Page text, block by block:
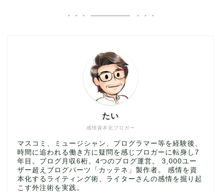
感情資本化ブロガー
たい
マスコミ、ミュージシャン、プログラマー等を経験後、
時間に追われる働き方に疑問を感じブロガーに転身し7
年目。ブログ月収6桁。4つのブログ運営。 3,000ユー
ザー超えブログパーツ「カッテネ」製作者。 感情を資
本化するライティング術、ライターさんの感情を掘り起
こす外注術を実践。